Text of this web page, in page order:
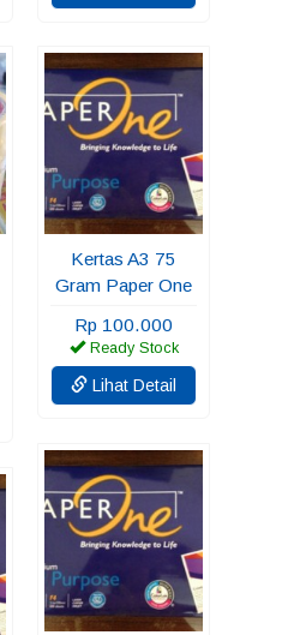
Kertas A3 75
Gram Paper One
Rp 100.000
Ready Stock
Lihat Detail